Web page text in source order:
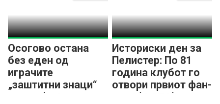
Осогово остана
без еден од
играчите
„заштитни знаци“
на клубот!
Историски ден за
Пелистер: По 81
година клубот го
отвори првиот фан-
шоп! (ФОТО)